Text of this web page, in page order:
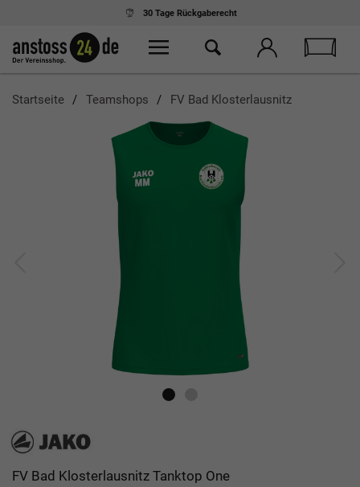
30 Tage Rückgaberecht
Startseite Teamshops FV Bad Klosterlausnitz
FV Bad Klosterlausnitz Tanktop One